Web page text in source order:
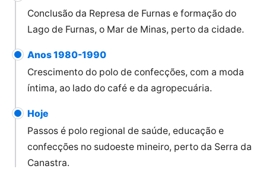
Conclusão da Represa de Furnas e formação do
Lago de Furnas, o Mar de Minas, perto da cidade.
Anos 1980-1990
Crescimento do polo de confecções, com a moda
íntima, ao lado do café e da agropecuária.
Hoje
Passos é polo regional de saúde, educação e
confecções no sudoeste mineiro, perto da Serra da
Canastra.